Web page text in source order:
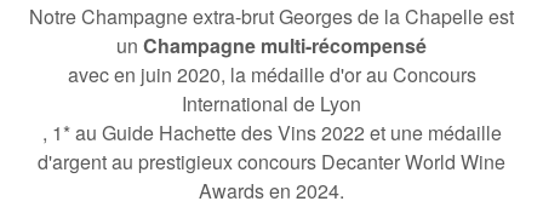
Notre Champagne extra-brut Georges de la Chapelle est
un Champagne multi-récompensé
avec en juin 2020, la médaille d'or au Concours
International de Lyon
, 1* au Guide Hachette des Vins 2022 et une médaille
d'argent au prestigieux concours Decanter World Wine
Awards en 2024.